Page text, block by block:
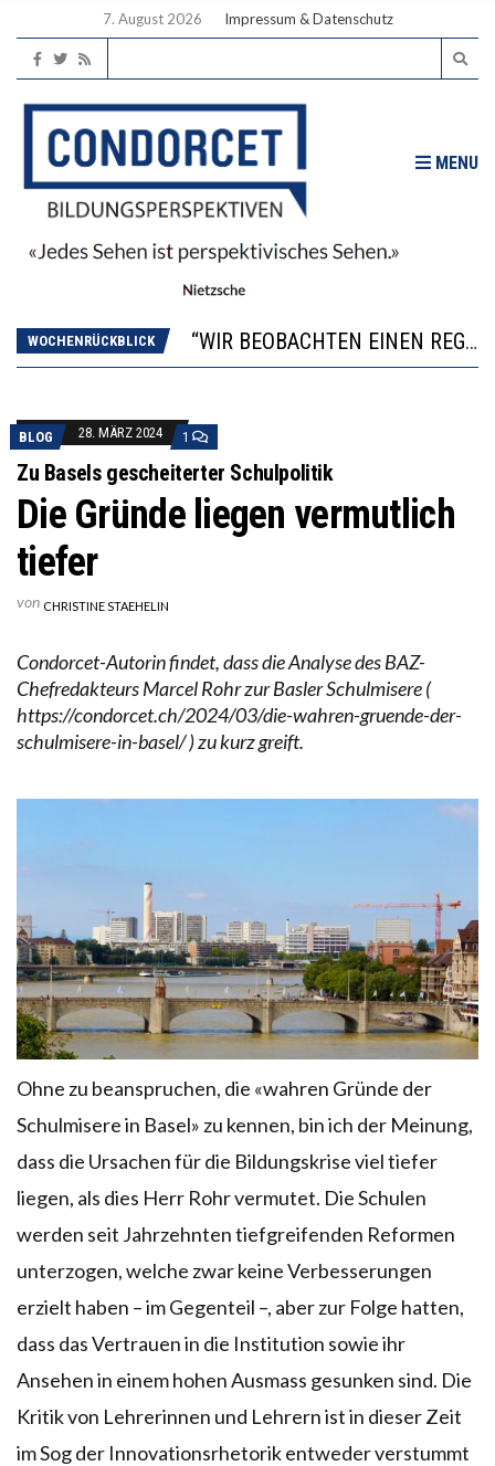
7. August 2026 Impressum & Datenschutz
MENU
WOCHENRÜCKBLICK
“WIR BEOBACHTEN EINEN REGELRECHTEN STURZFLUG BEI DEN LERNLEISTUNGEN”
DIE VERSTÄRKTE HARMONISIERUNG IM SCHULWESEN VERRINGERT DAS INNOVATIONSPOTENZIAL
BLOG 28. MÄRZ 2024 1
Zu Basels gescheiterter Schulpolitik
Die Gründe liegen vermutlich
tiefer
von CHRISTINE STAEHELIN
Condorcet-Autorin findet, dass die Analyse des BAZ-
Chefredakteurs Marcel Rohr zur Basler Schulmisere (
https://condorcet.ch/2024/03/die-wahren-gruende-der-
schulmisere-in-basel/ ) zu kurz greift.
Ohne zu beanspruchen, die «wahren Gründe der
Schulmisere in Basel» zu kennen, bin ich der Meinung,
dass die Ursachen für die Bildungskrise viel tiefer
liegen, als dies Herr Rohr vermutet. Die Schulen
werden seit Jahrzehnten tiefgreifenden Reformen
unterzogen, welche zwar keine Verbesserungen
erzielt haben – im Gegenteil –, aber zur Folge hatten,
dass das Vertrauen in die Institution sowie ihr
Ansehen in einem hohen Ausmass gesunken sind. Die
Kritik von Lehrerinnen und Lehrern ist in dieser Zeit
im Sog der Innovationsrhetorik entweder verstummt